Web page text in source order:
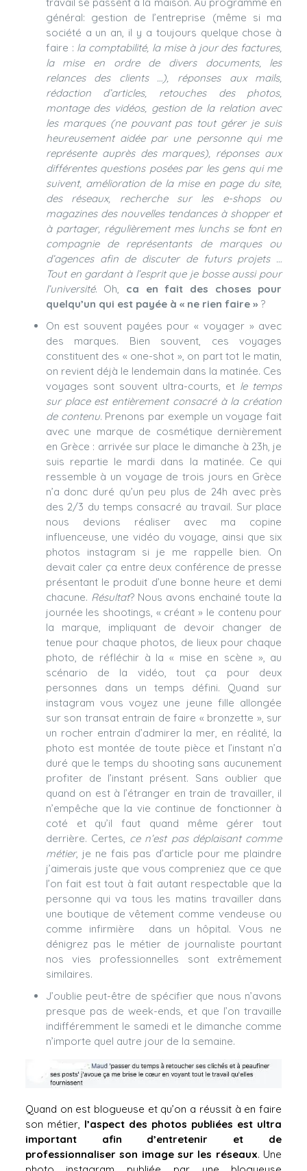
général: gestion de l’entreprise (même si ma
société a un an, il y a toujours quelque chose à
faire : la comptabilité, la mise à jour des factures,
la mise en ordre de divers documents, les
relances des clients …), réponses aux mails,
rédaction d’articles, retouches des photos,
montage des vidéos, gestion de la relation avec
les marques (ne pouvant pas tout gérer je suis
heureusement aidée par une personne qui me
représente auprès des marques), réponses aux
différentes questions posées par les gens qui me
suivent, amélioration de la mise en page du site,
des réseaux, recherche sur les e-shops ou
magazines des nouvelles tendances à shopper et
à partager, régulièrement mes lunchs se font en
compagnie de représentants de marques ou
d’agences afin de discuter de futurs projets …
Tout en gardant à l’esprit que je bosse aussi pour
l’université. Oh, ca en fait des choses pour
quelqu’un qui est payée à « ne rien faire »?
On est souvent payées pour « voyager » avec
des marques. Bien souvent, ces voyages
constituent des « one-shot », on part tot le matin,
on revient déjà le lendemain dans la matinée. Ces
voyages sont souvent ultra-courts, et le temps
sur place est entièrement consacré à la création
de contenu. Prenons par exemple un voyage fait
avec une marque de cosmétique dernièrement
en Grèce : arrivée sur place le dimanche à 23h, je
suis repartie le mardi dans la matinée. Ce qui
ressemble à un voyage de trois jours en Grèce
n’a donc duré qu’un peu plus de 24h avec près
des 2/3 du temps consacré au travail. Sur place
nous devions réaliser avec ma copine
influenceuse, une vidéo du voyage, ainsi que six
photos instagram si je me rappelle bien. On
devait caler ça entre deux conférence de presse
présentant le produit d’une bonne heure et demi
chacune. Résultat? Nous avons enchainé toute la
journée les shootings, « créant » le contenu pour
la marque, impliquant de devoir changer de
tenue pour chaque photos, de lieux pour chaque
photo, de réfléchir à la « mise en scène », au
scénario de la vidéo, tout ça pour deux
personnes dans un temps défini. Quand sur
instagram vous voyez une jeune fille allongée
sur son transat entrain de faire « bronzette », sur
un rocher entrain d’admirer la mer, en réalité, la
photo est montée de toute pièce et l’instant n’a
duré que le temps du shooting sans aucunement
profiter de l’instant présent. Sans oublier que
quand on est à l’étranger en train de travailler, il
n’empêche que la vie continue de fonctionner à
coté et qu’il faut quand même gérer tout
derrière. Certes, ce n’est pas déplaisant comme
métier, je ne fais pas d’article pour me plaindre
j’aimerais juste que vous compreniez que ce que
l’on fait est tout à fait autant respectable que la
personne qui va tous les matins travailler dans
une boutique de vêtement comme vendeuse ou
comme infirmière dans un hôpital. Vous ne
dénigrez pas le métier de journaliste pourtant
nos vies professionnelles sont extrêmement
similaires.
J’oublie peut-être de spécifier que nous n’avons
presque pas de week-ends, et que l’on travaille
indifféremment le samedi et le dimanche comme
n’importe quel autre jour de la semaine.
Quand on est blogueuse et qu’on a réussit à en faire
son métier, l’aspect des photos publiées est ultra
important afin d’entretenir et de
professionnaliser son image sur les réseaux. Une